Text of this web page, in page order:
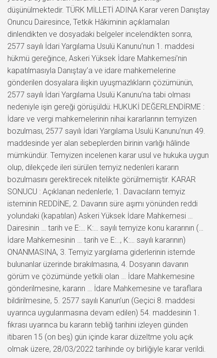
düşünülmektedir. TÜRK MİLLETİ ADINA Karar veren Danıştay
Onuncu Dairesince, Tetkik Hâkiminin açıklamaları
dinlendikten ve dosyadaki belgeler incelendikten sonra,
2577 sayılı İdari Yargılama Usulü Kanunu’nun 1. maddesi
hükmü gereğince, Askeri Yüksek İdare Mahkemesi’nin
kapatılmasıyla Danıştay’a ve idare mahkemelerine
gönderilen dosyalara ilişkin uyuşmazlıkların çözümünün,
2577 sayılı İdari Yargılama Usulü Kanunu’na tabi olması
nedeniyle işin gereği görüşüldü: HUKUKİ DEĞERLENDİRME :
İdare ve vergi mahkemelerinin nihai kararlarının temyizen
bozulması, 2577 sayılı İdari Yargılama Usulü Kanunu’nun 49.
maddesinde yer alan sebeplerden birinin varlığı hâlinde
mümkündür. Temyizen incelenen karar usul ve hukuka uygun
olup, dilekçede ileri sürülen temyiz nedenleri kararın
bozulmasını gerektirecek nitelikte görülmemiştir. KARAR
SONUCU : Açıklanan nedenlerle; 1. Davacıların temyiz
isteminin REDDİNE, 2. Davanın süre aşımı yönünden reddi
yolundaki (kapatılan) Askeri Yüksek İdare Mahkemesi …
Dairesinin … tarih ve E:… K:… sayılı temyize konu kararının (…
İdare Mahkemesinin … tarih ve E:.., K:… sayılı kararının)
ONANMASINA, 3. Temyiz yargılama giderlerinin istemde
bulunanlar üzerinde bırakılmasına, 4. Dosyanın davanın
görüm ve çözümünde yetkili olan … İdare Mahkemesine
gönderilmesine, kararın … İdare Mahkemesine ve taraflara
bildirilmesine, 5. 2577 sayılı Kanun’un (Geçici 8. maddesi
uyarınca uygulanmasına devam edilen) 54. maddesinin 1.
fıkrası uyarınca bu kararın tebliğ tarihini izleyen günden
itibaren 15 (on beş) gün içinde karar düzeltme yolu açık
olmak üzere, 28/03/2022 tarihinde oy birliğiyle karar verildi.